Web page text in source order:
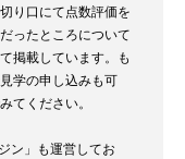
り口にて点数評価を
ったところについて
掲載しています。も
学の申し込みも可
てください。
ン」も運営してお